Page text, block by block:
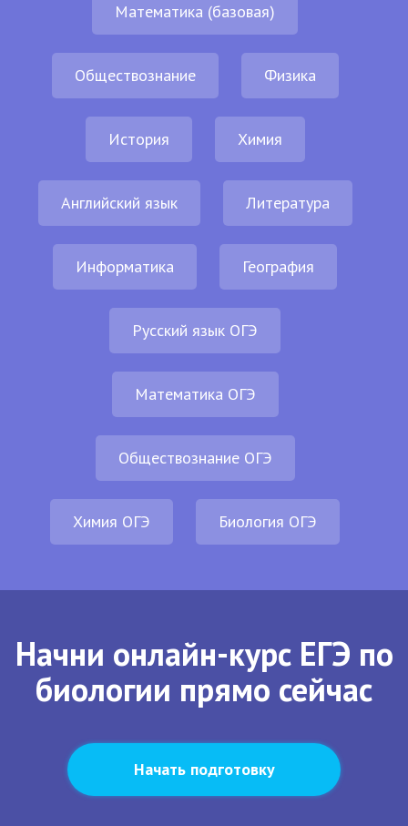
Математика (базовая)
Обществознание Физика
История Химия
Английский язык Литература
Информатика География
Русский язык ОГЭ
Математика ОГЭ
Обществознание ОГЭ
Химия ОГЭ Биология ОГЭ
Начни онлайн-курс ЕГЭ по
биологии прямо сейчас
Начать подготовку